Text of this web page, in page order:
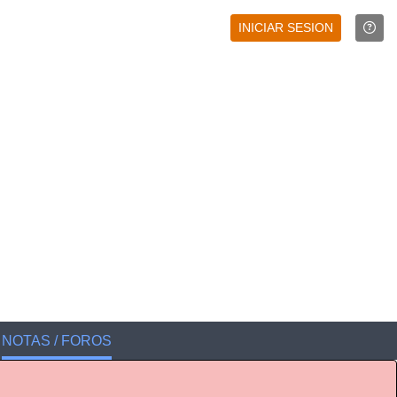
INICIAR SESION
NOTAS / FOROS